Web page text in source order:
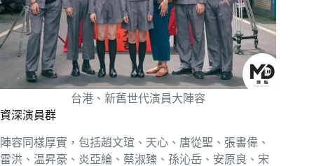
台港、新舊世代演員大陣容
資深演員群
陣容同樣厚實，包括趙文瑄、天心、唐從聖、張書偉、
雷洪、温昇豪、炎亞綸、蔡淑臻、孫沁岳、安原良、宋